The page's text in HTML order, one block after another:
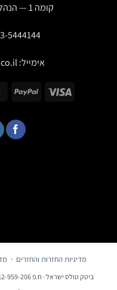
03-5444144 · פקס 03-5444014
אימייל:
מדיניות החזרות והחזרים ·מדיניות
ביטק טולס ישראל · ח.פ 512-959-206 · רחוב שביט 3, ראשון לציון · טל׳ 03-544-4144